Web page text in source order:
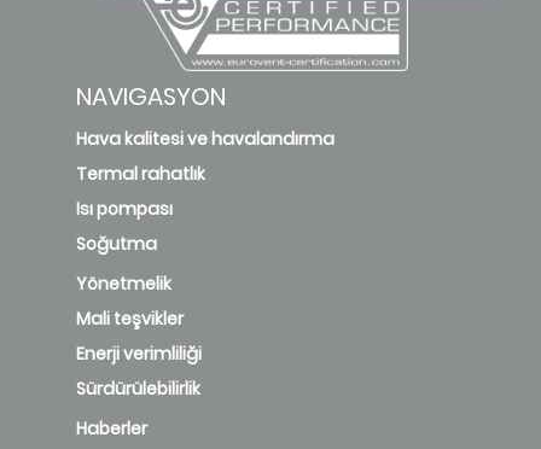
NAVIGASYON
Hava kalitesi ve havalandırma
Termal rahatlık
Isı pompası
Soğutma
Yönetmelik
Mali teşvikler
Enerji verimliliği
Sürdürülebilirlik
Haberler